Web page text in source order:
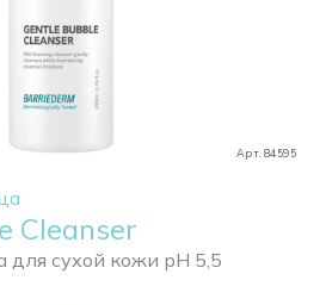
Арт. 84595
Cleanser
сухой кожи pH 5,5